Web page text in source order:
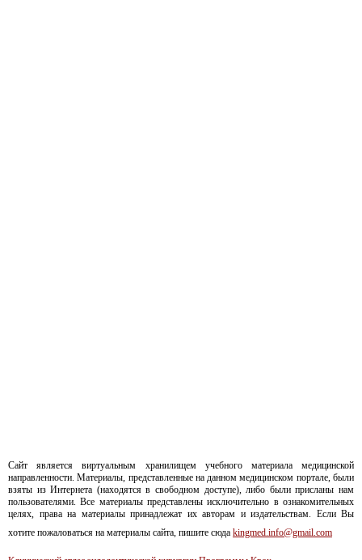
Сайт является виртуальным хранилищем учебного материала медицинской
направленности. Материалы, представленные на данном медицинском портале, были
взяты из Интернета (находятся в свободном доступе), либо были присланы нам
пользователями. Все материалы представлены исключительно в ознакомительных
целях, права на материалы принадлежат их авторам и издательствам. Если Вы
хотите пожаловаться на материалы сайта, пишите сюда kingmed.info@gmail.com